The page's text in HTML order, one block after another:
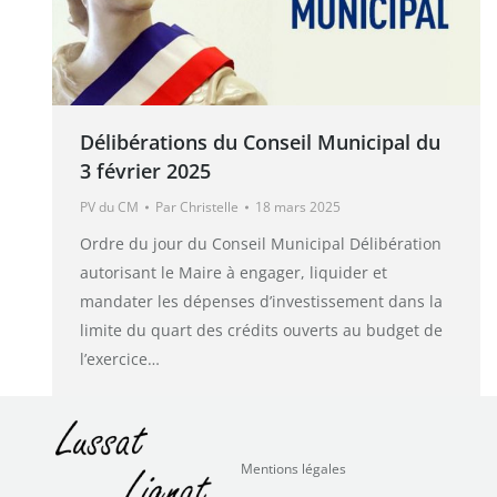
Délibérations du Conseil Municipal du
3 février 2025
PV du CM Par Christelle 18 mars 2025
Ordre du jour du Conseil Municipal Délibération
autorisant le Maire à engager, liquider et
mandater les dépenses d’investissement dans la
limite du quart des crédits ouverts au budget de
l’exercice…
Mentions légales